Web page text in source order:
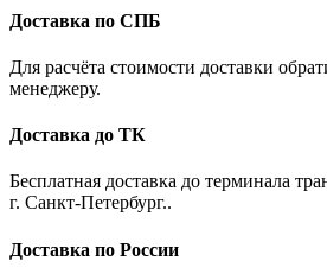
Доставка по СПБ
Для расчёта стоимости доставки
менеджеру.
Доставка до ТК
Бесплатная доставка до терминала
г. Санкт-Петербург..
Доставка по России